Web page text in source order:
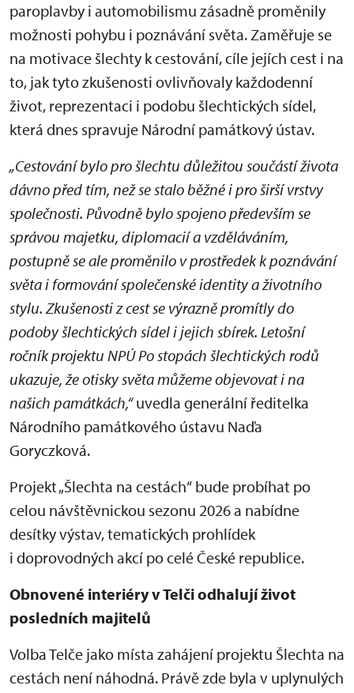
paroplavby i automobilismu zásadně proměnily
možnosti pohybu i poznávání světa. Zaměřuje se
na motivace šlechty k cestování, cíle jejích cest i na
to, jak tyto zkušenosti ovlivňovaly každodenní
život, reprezentaci i podobu šlechtických sídel,
která dnes spravuje Národní památkový ústav.
„Cestování bylo pro šlechtu důležitou součástí života
dávno před tím, než se stalo běžné i pro širší vrstvy
společnosti. Původně bylo spojeno především se
správou majetku, diplomacií a vzděláváním,
postupně se ale proměnilo v prostředek k poznávání
světa i formování společenské identity a životního
stylu. Zkušenosti z cest se výrazně promítly do
podoby šlechtických sídel i jejich sbírek. Letošní
ročník projektu NPÚ Po stopách šlechtických rodů
ukazuje, že otisky světa můžeme objevovat i na
našich památkách,“uvedla generální ředitelka
Národního památkového ústavu Naďa
Goryczková.
Projekt „Šlechta na cestách“ bude probíhat po
celou návštěvnickou sezonu 2026 a nabídne
desítky výstav, tematických prohlídek
i doprovodných akcí po celé České republice.
Obnovené interiéry v Telči odhalují život
posledních majitelů
Volba Telče jako místa zahájení projektu Šlechta na
cestách není náhodná. Právě zde byla v uplynulých